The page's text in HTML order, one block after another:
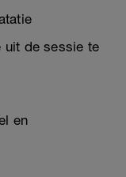
uit de sessie te
en